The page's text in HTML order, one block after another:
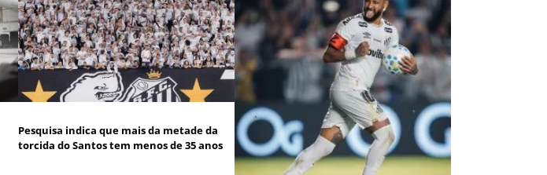
Pesquisa indica que mais da metade da
torcida do Santos tem menos de 35 anos